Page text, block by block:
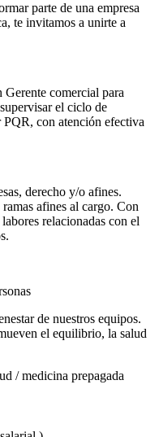
parte de una empresa
te invitamos a unirte a
Gerente comercial para
el ciclo de
con atención efectiva
derecho y/o afines.
afines al cargo. Con
relacionadas con el
de nuestros equipos.
el equilibrio, la salud
/ medicina prepagada